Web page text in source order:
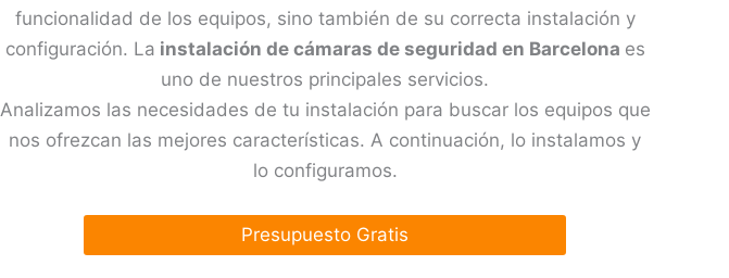
funcionalidad de los equipos, sino también de su correcta instalación y
configuración. La instalación de cámaras de seguridad en Barcelona es
uno de nuestros principales servicios.
Analizamos las necesidades de tu instalación para buscar los equipos que
nos ofrezcan las mejores características. A continuación, lo instalamos y
lo configuramos.
Presupuesto Gratis